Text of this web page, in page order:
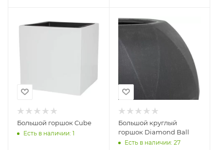
Большой горшок Cube
Есть в наличии: 1
Большой круглый
горшок Diamond Ball
Есть в наличии: 27